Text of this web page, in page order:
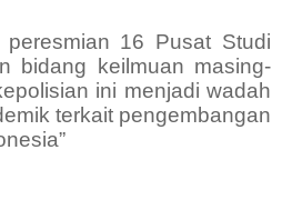
peresmian 16 Pusat Studi
bidang keilmuan masing-
ini menjadi wadah
terkait pengembangan